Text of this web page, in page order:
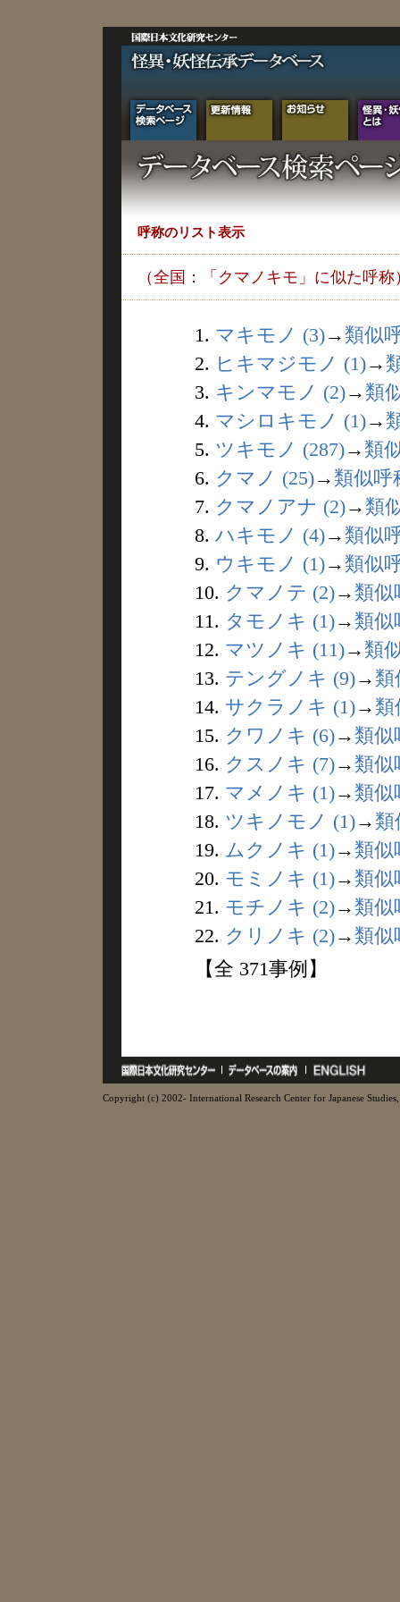
呼称のリスト表示
（全国：「クマノキモ」に似た呼称
1. マキモノ (3)→ 類似
2. ヒキマジモノ (1)→
3. キンマモノ (2)→ 類
4. マシロキモノ (1)→
5. ツキモノ (287)→ 類
6. クマノ (25)→ 類似呼
7. クマノアナ (2)→ 類
8. ハキモノ (4)→ 類似
9. ウキモノ (1)→ 類似
10. クマノテ (2)→ 類似
11. タモノキ (1)→ 類似
12. マツノキ (11)→ 類
13. テングノキ (9)→ 類
14. サクラノキ (1)→ 類
15. クワノキ (6)→ 類似
16. クスノキ (7)→ 類似
17. マメノキ (1)→ 類似
18. ツキノモノ (1)→ 類
19. ムクノキ (1)→ 類似
20. モミノキ (1)→ 類似
21. モチノキ (2)→ 類似
22. クリノキ (2)→ 類似
【全 371事例】
Copyright (c) 2002- International Research Center for Japanese